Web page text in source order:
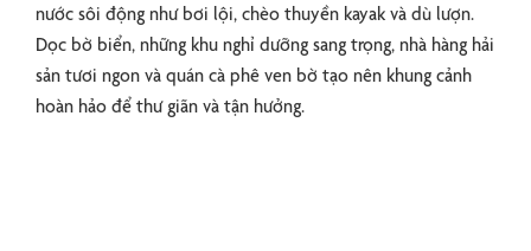
nước sôi động như bơi lội, chèo thuyền kayak và dù lượn.
Dọc bờ biển, những khu nghỉ dưỡng sang trọng, nhà hàng hải
sản tươi ngon và quán cà phê ven bờ tạo nên khung cảnh
hoàn hảo để thư giãn và tận hưởng.